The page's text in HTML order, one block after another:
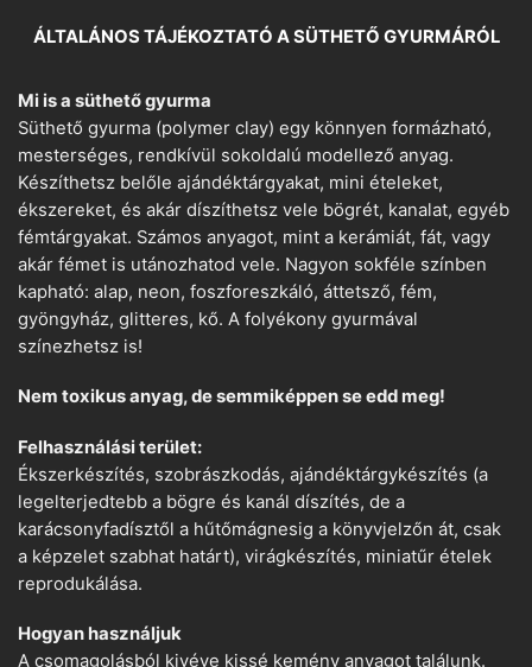
ÁLTALÁNOS TÁJÉKOZTATÓ A SÜTHETŐ GYURMÁRÓL
Mi is a süthető gyurma
Süthető gyurma (polymer clay) egy könnyen formázható,
mesterséges, rendkívül sokoldalú modellező anyag.
Készíthetsz belőle ajándéktárgyakat, mini ételeket,
ékszereket, és akár díszíthetsz vele bögrét, kanalat, egyéb
fémtárgyakat. Számos anyagot, mint a kerámiát, fát, vagy
akár fémet is utánozhatod vele. Nagyon sokféle színben
kapható: alap, neon, foszforeszkáló, áttetsző, fém,
gyöngyház, glitteres, kő. A folyékony gyurmával
színezhetsz is!
Nem toxikus anyag, de semmiképpen se edd meg!
Felhasználási terület:
Ékszerkészítés, szobrászkodás, ajándéktárgykészítés (a
legelterjedtebb a bögre és kanál díszítés, de a
karácsonyfadísztől a hűtőmágnesig a könyvjelzőn át, csak
a képzelet szabhat határt), virágkészítés, miniatűr ételek
reprodukálása.
Hogyan használjuk
A csomagolásból kivéve kissé kemény anyagot találunk.